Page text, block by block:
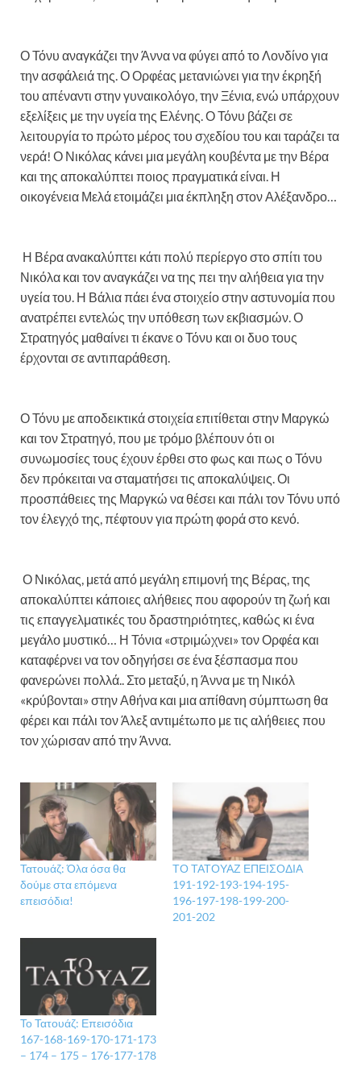
Ο Τόνυ αναγκάζει την Άννα να φύγει από το Λονδίνο για
την ασφάλειά της. Ο Ορφέας μετανιώνει για την έκρηξή
του απέναντι στην γυναικολόγο, την Ξένια, ενώ υπάρχουν
εξελίξεις με την υγεία της Ελένης. Ο Τόνυ βάζει σε
λειτουργία το πρώτο μέρος του σχεδίου του και ταράζει τα
νερά! Ο Νικόλας κάνει μια μεγάλη κουβέντα με την Βέρα
και της αποκαλύπτει ποιος πραγματικά είναι. Η
οικογένεια Μελά ετοιμάζει μια έκπληξη στον Αλέξανδρο…
Η Βέρα ανακαλύπτει κάτι πολύ περίεργο στο σπίτι του
Νικόλα και τον αναγκάζει να της πει την αλήθεια για την
υγεία του. Η Βάλια πάει ένα στοιχείο στην αστυνομία που
ανατρέπει εντελώς την υπόθεση των εκβιασμών. Ο
Στρατηγός μαθαίνει τι έκανε ο Τόνυ και οι δυο τους
έρχονται σε αντιπαράθεση.
Ο Τόνυ με αποδεικτικά στοιχεία επιτίθεται στην Μαργκώ
και τον Στρατηγό, που με τρόμο βλέπουν ότι οι
συνωμοσίες τους έχουν έρθει στο φως και πως ο Τόνυ
δεν πρόκειται να σταματήσει τις αποκαλύψεις. Οι
προσπάθειες της Μαργκώ να θέσει και πάλι τον Τόνυ υπό
τον έλεγχό της, πέφτουν για πρώτη φορά στο κενό.
Ο Νικόλας, μετά από μεγάλη επιμονή της Βέρας, της
αποκαλύπτει κάποιες αλήθειες που αφορούν τη ζωή και
τις επαγγελματικές του δραστηριότητες, καθώς κι ένα
μεγάλο μυστικό… Η Τόνια «στριμώχνει» τον Ορφέα και
καταφέρνει να τον οδηγήσει σε ένα ξέσπασμα που
φανερώνει πολλά.. Στο μεταξύ, η Άννα με τη Νικόλ
«κρύβονται» στην Αθήνα και μια απίθανη σύμπτωση θα
φέρει και πάλι τον Άλεξ αντιμέτωπο με τις αλήθειες που
τον χώρισαν από την Άννα.
Τατουάζ: Όλα όσα θα
δούμε στα επόμενα
επεισόδια!
ΤΟ ΤΑΤΟΥΑΖ ΕΠΕΙΣΟΔΙΑ
191-192-193-194-195-
196-197-198-199-200-
201-202
Το Τατουάζ: Επεισόδια
167-168-169-170-171-173
– 174 – 175 – 176-177-178